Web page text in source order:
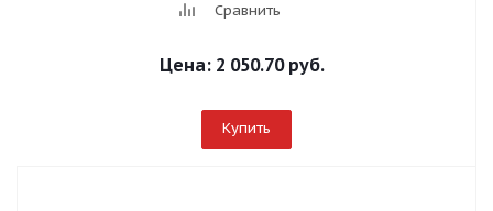
Сравнить
Цена: 2 050.70 руб.
Купить